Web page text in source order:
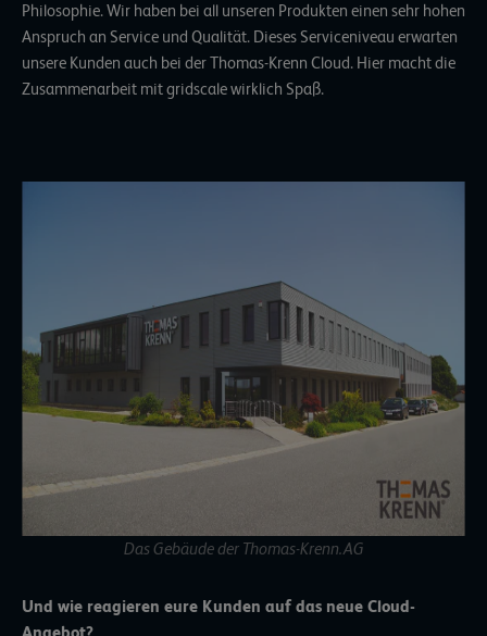
Philosophie. Wir haben bei all unseren Produkten einen sehr hohen
Anspruch an Service und Qualität. Dieses Serviceniveau erwarten
unsere Kunden auch bei der Thomas-Krenn Cloud. Hier macht die
Zusammenarbeit mit gridscale wirklich Spaß.
Das Gebäude der Thomas-Krenn.AG
Und wie reagieren eure Kunden auf das neue Cloud-